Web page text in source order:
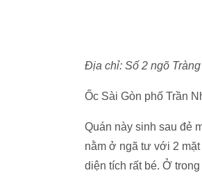
Địa chỉ: Số 2 ngõ
Ốc Sài Gòn phố Trần
Quán này sinh sau đẻ
nằm ở ngã tư với 2
diện tích rất bé. Ở